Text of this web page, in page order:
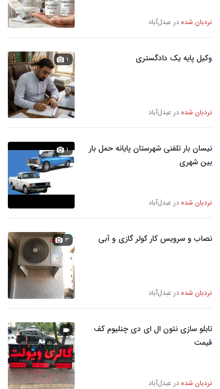
نردبان شدهدر عبدل‌آباد
وکیل پایه یک دادگستری
نردبان شدهدر عبدل‌آباد
۱
نیسان بار تلفنی شهرستان پایانه حمل بار
بین شهری
نردبان شدهدر عبدل‌آباد
۱
نصاب و سرویس کار کولر گازی و آبی
نردبان شدهدر عبدل‌آباد
۳
تابلو سازی نئون ال ای دی چنلیوم کف
قیمت
نردبان شدهدر عبدل‌آباد